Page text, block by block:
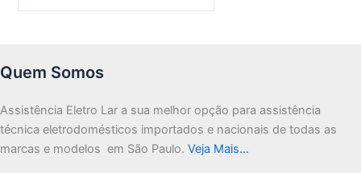
Quem Somos
Assistência Eletro Lar a sua melhor opção para assistência
técnica eletrodomésticos importados e nacionais de todas as
marcas e modelos em São Paulo. Veja Mais…